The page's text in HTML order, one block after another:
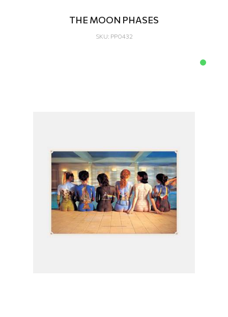
THE MOON PHASES
SKU: PP0432